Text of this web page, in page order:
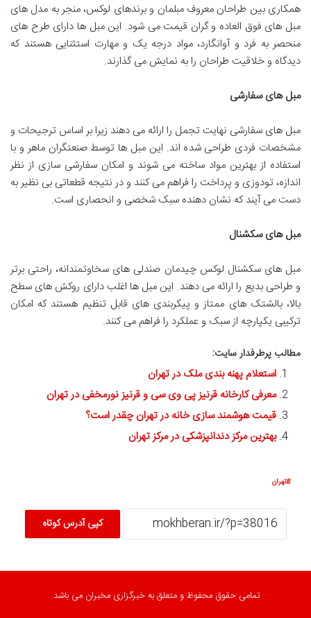
همکاری بین طراحان معروف مبلمان و برندهای لوکس، منجر به مدل های
مبل های فوق العاده و گران قیمت می شود. این مبل ها دارای طرح های
منحصر به فرد و آوانگارد، مواد درجه یک و مهارت استثنایی هستند که
دیدگاه و خلاقیت طراحان را به نمایش می گذارند.
مبل های سفارشی
مبل های سفارشی نهایت تجمل را ارائه می دهند زیرا بر اساس ترجیحات و
مشخصات فردی طراحی شده اند. این مبل ها توسط صنعتگران ماهر و با
استفاده از بهترین مواد ساخته می شوند و امکان سفارشی سازی از نظر
اندازه، تودوزی و پرداخت را فراهم می کنند و در نتیجه قطعاتی بی نظیر به
دست می آیند که نشان دهنده سبک شخصی و انحصاری است.
مبل های سکشنال
مبل های سکشنال لوکس چیدمان صندلی های سخاوتمندانه، راحتی برتر
و طراحی بدیع را ارائه می دهند. این مبل ها اغلب دارای روکش های سطح
بالا، بالشتک های ممتاز و پیکربندی های قابل تنظیم هستند که امکان
ترکیبی یکپارچه از سبک و عملکرد را فراهم می کنند.
مطالب پرطرفدار سایت:
استعلام پهنه بندی ملک در تهران
معرفی کارخانه قرنیز پی وی سی و قرنیز نورمخفی در تهران
قیمت هوشمند سازی خانه در تهران چقدر است؟
بهترین مرکز دندانپزشکی در مرکز تهران
تهران
کپی آدرس کوتاه
تمامی حقوق محفوظ و متعلق به خبرگزاری مخبران می باشد.